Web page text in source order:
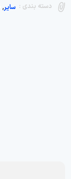
دسته بندی : سایر,